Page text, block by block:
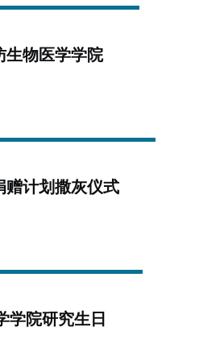
生物医学学院
赠计划撒灰仪式
学院研究生日